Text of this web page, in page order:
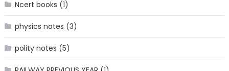
Ncert books (1)
physics notes (3)
polity notes (5)